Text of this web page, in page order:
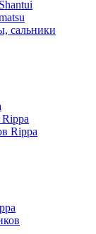
сальники
Rippa
Rippa